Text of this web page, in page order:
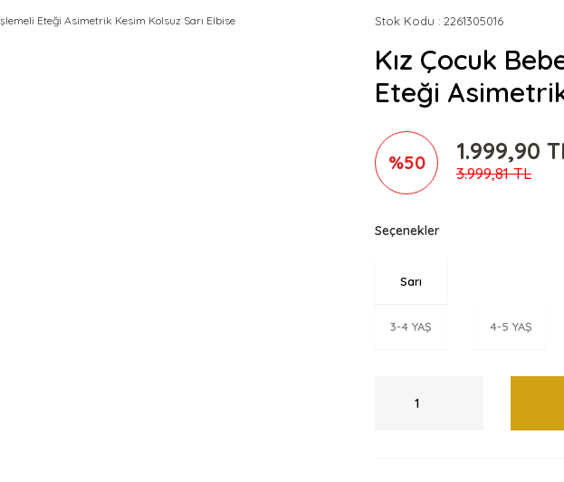
Stok Kodu 2261305016
Kız Çocuk
Eteği
%50 1.999,90
3.999,81 TL
Seçenekler
Sarı
3-4 YAŞ 4-5 YAŞ